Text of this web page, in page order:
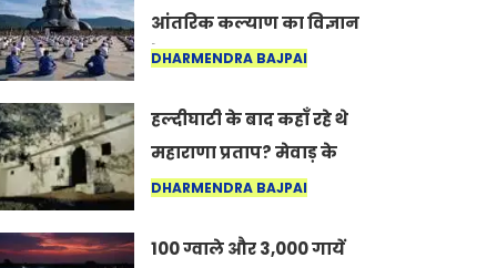
आंतरिक कल्याण का विज्ञान
है: अंतरराष्ट्रीय योग दिवस
DHARMENDRA BAJPAI
हल्दीघाटी के बाद कहाँ रहे थे
महाराणा प्रताप? मेवाड़ के
इतिहास का वह अनकहा
में जीवित है
DHARMENDRA BAJPAI
100 ग्वाले और 3,000 गायें